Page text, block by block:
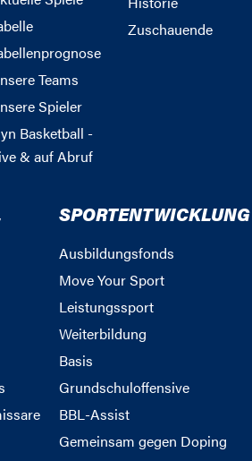
Teams
Spieler
Basketball -
& auf Abruf
Zuschauende
SPORTENTWICKLUNG
Ausbildungsfonds
Move Your Sport
Leistungssport
Weiterbildung
Basis
Grundschuloffensive
BBL-Assist
Gemeinsam gegen Doping